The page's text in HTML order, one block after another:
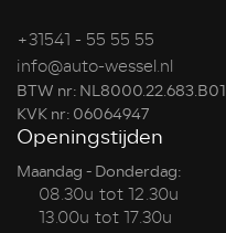
+31541 - 55 55 55
info@auto-wessel.nl
BTW nr: NL8000.22.683.B01
KVK nr: 06064947
Openingstijden
Maandag - Donderdag:
08.30u tot 12.30u
13.00u tot 17.30u